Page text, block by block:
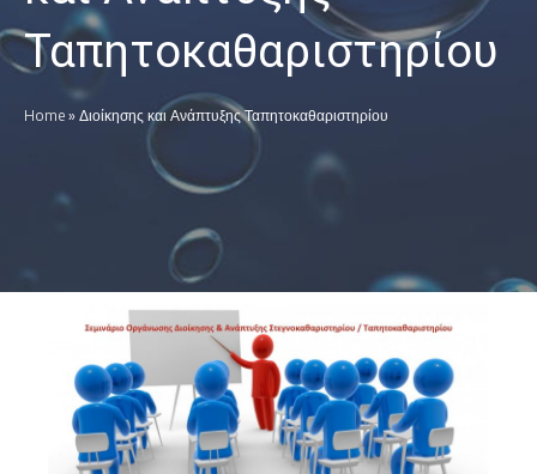
Ταπητοκαθαριστηρίου
Home » Διοίκησης και Ανάπτυξης Ταπητοκαθαριστηρίου